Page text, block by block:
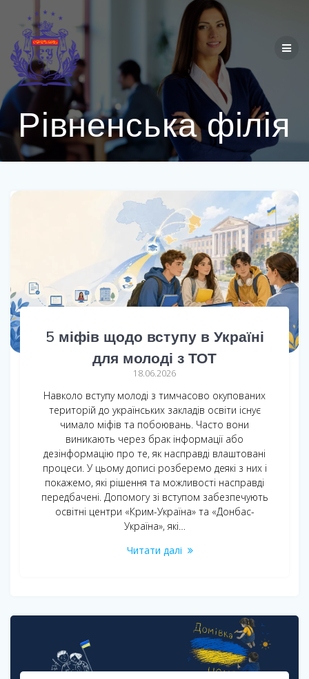
Перейти
вмісту
Рівненська філія
5 міфів щодо вступу в Україні
для молоді з ТОТ
18.06.2026
Навколо вступу молоді з тимчасово окупованих
територій до українських закладів освіти існує
чимало міфів та побоювань. Часто вони
виникають через брак інформації або
дезінформацію про те, як насправді влаштовані
процеси. У цьому дописі розберемо деякі з них і
покажемо, які рішення та можливості насправді
передбачені. Допомогу зі вступом забезпечують
освітні центри «Крим-Україна» та «Донбас-
Україна», які…
Читати далі